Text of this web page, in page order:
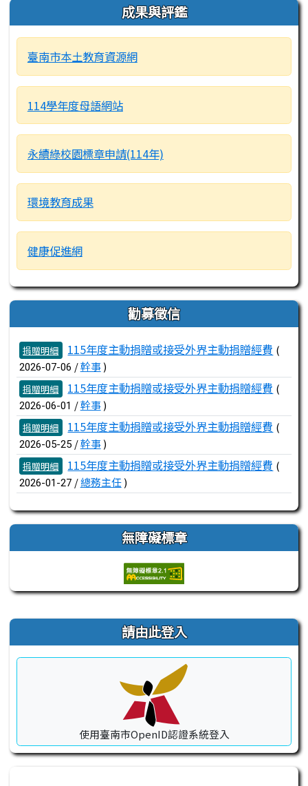
成果與評鑑
臺南市本土教育資源網
114學年度母語網站
永續綠校園標章申請(114年)
環境教育成果
健康促進網
勸募徵信
文章列表
捐贈明細 115年度主動捐贈或接受外界主動捐贈經費 (
2026-07-06 /幹事)
捐贈明細 115年度主動捐贈或接受外界主動捐贈經費 (
2026-06-01 /幹事)
捐贈明細 115年度主動捐贈或接受外界主動捐贈經費 (
2026-05-25 /幹事)
捐贈明細 115年度主動捐贈或接受外界主動捐贈經費 (
2026-01-27 /總務主任)
無障礙標章
右邊區域內容 請由此登入
使用臺南市OpenID認證系統登入